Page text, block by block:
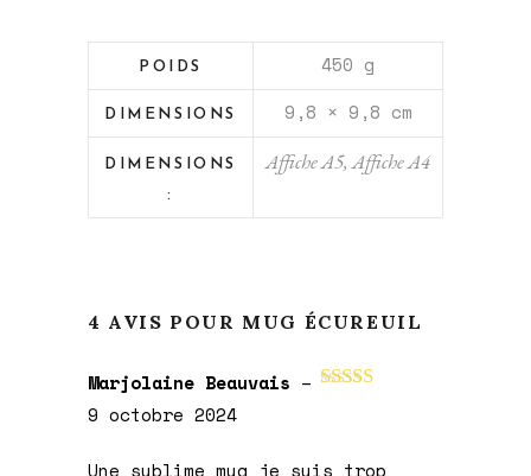
POIDS 450 g
DIMENSIONS 9,8 × 9,8 cm
DIMENSIONS
:
Affiche A5, Affiche A4
4 AVIS POUR MUG ÉCUREUIL
Marjolaine Beauvais –
9 octobre 2024
Une sublime mug je suis trop